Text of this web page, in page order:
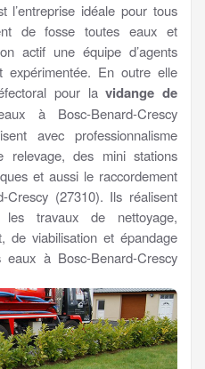
l’entreprise idéale pour tous
de fosse toutes eaux et
actif une équipe d’agents
expérimentée. En outre elle
pour lavidange de
à Bosc-Benard-Crescy
avec professionnalisme
relevage, des mini stations
et aussi le raccordement
Crescy (27310). Ils réalisent
les travaux de nettoyage,
de viabilisation et épandage
à Bosc-Benard-Crescy